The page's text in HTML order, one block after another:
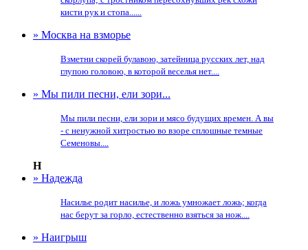
кисти рук и стопа......
» Москва на взморье
Взметни скорей булавою, затейница русских лет, над
глупою головою, в которой веселья нет....
» Мы пили песни, ели зори...
Мы пили песни, ели зори и мясо будущих времен. А вы
- с ненужной хитростью во взоре сплошные темные
Семеновы....
Н
» Надежда
Насилье родит насилье, и ложь умножает ложь; когда
нас берут за горло, естественно взяться за нож....
» Наигрыш